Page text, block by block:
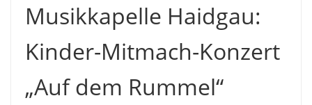
Musikkapelle Haidgau:
Kinder-Mitmach-Konzert
„Auf dem Rummel“